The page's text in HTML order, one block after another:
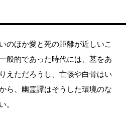
のほか愛と死の距離が近しいこ
般的であった時代には、墓をあ
えただろうし、亡骸や白骨はい
ら、幽霊譚はそうした環境のな
。